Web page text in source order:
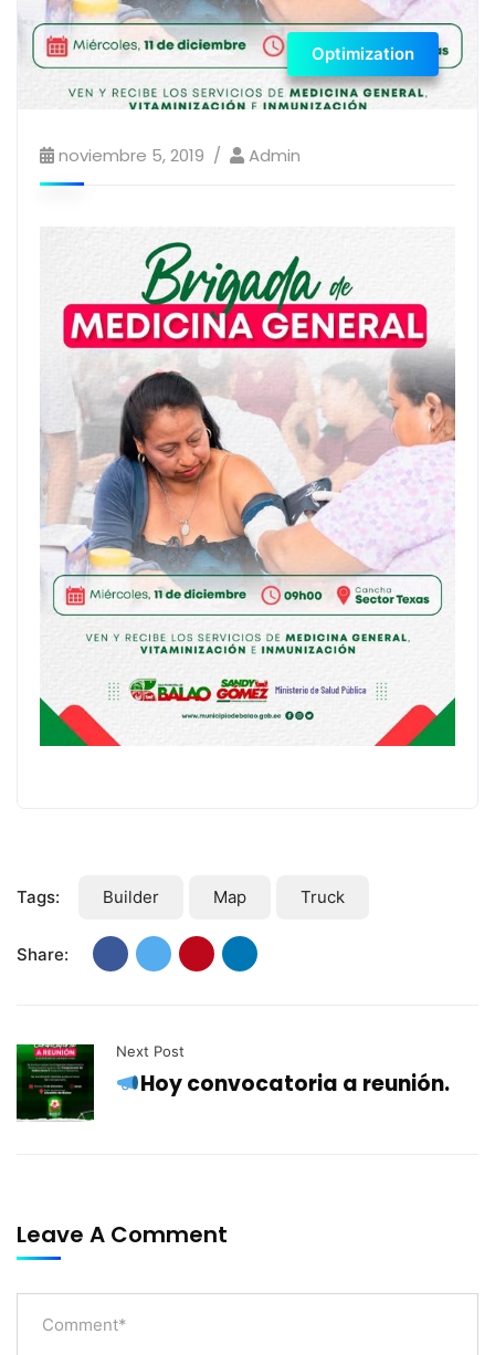
Optimization
noviembre 5, 2019 Admin
Tags: Builder Map Truck
Share:
Next Post
Hoy convocatoria a reunión.
Leave A Comment